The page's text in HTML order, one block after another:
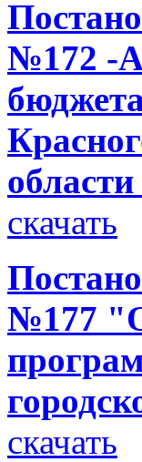
№172 -А
скачать
№177 "О
скачать